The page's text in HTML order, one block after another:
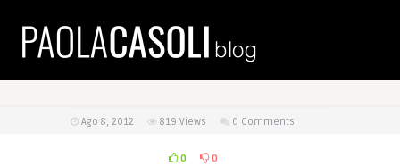
Ago 8, 2012 819 Views 0 Comments
0 0